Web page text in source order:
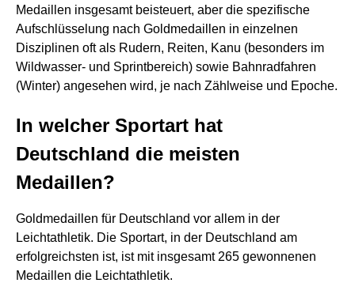
Medaillen insgesamt beisteuert, aber die spezifische
Aufschlüsselung nach Goldmedaillen in einzelnen
Disziplinen oft als Rudern, Reiten, Kanu (besonders im
Wildwasser- und Sprintbereich) sowie Bahnradfahren
(Winter) angesehen wird, je nach Zählweise und Epoche.
In welcher Sportart hat
Deutschland die meisten
Medaillen?
Goldmedaillen für Deutschland vor allem in der
Leichtathletik. Die Sportart, in der Deutschland am
erfolgreichsten ist, ist mit insgesamt 265 gewonnenen
Medaillen die Leichtathletik.